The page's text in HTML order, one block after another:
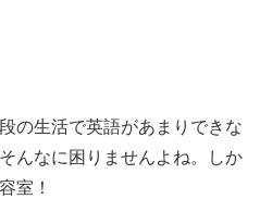
の生活で英語があまりできな
んなに困りませんよね。しか
室！